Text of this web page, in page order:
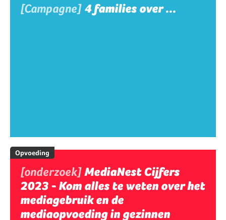
[Campagne] 4 families over ...
Opvoeding
[onderzoek]MediaNest Cijfers
2023 - Kom alles te weten over het
mediagebruik en de
mediaopvoeding in gezinnen